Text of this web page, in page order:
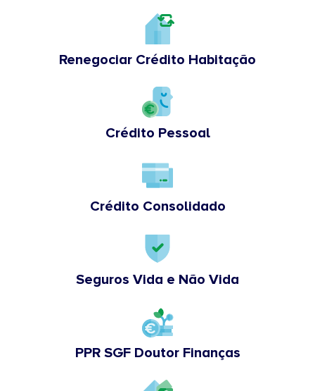
Renegociar Crédito Habitação
Crédito Pessoal
Crédito Consolidado
Seguros Vida e Não Vida
PPR SGF Doutor Finanças